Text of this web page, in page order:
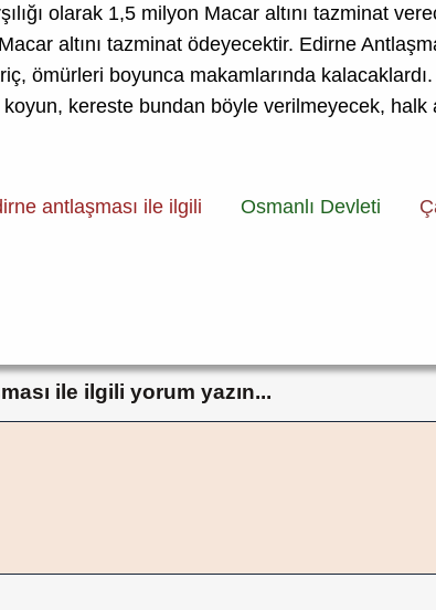
olarak 1,5 milyon Macar altını tazminat
altını tazminat ödeyecektir. Edirne
ömürleri boyunca makamlarında
kereste bundan böyle verilmeyecek, halk
antlaşması ile ilgili Osmanlı Devleti
ile ilgili yorum yazın...